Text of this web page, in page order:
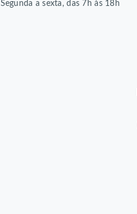
Segunda a sexta, das 7h às 18h